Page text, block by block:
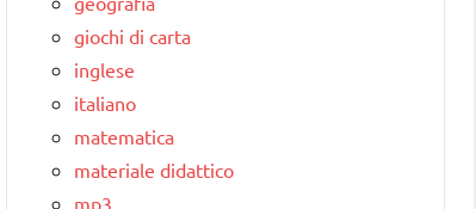
giochi di carta
inglese
italiano
matematica
materiale didattico
mp3